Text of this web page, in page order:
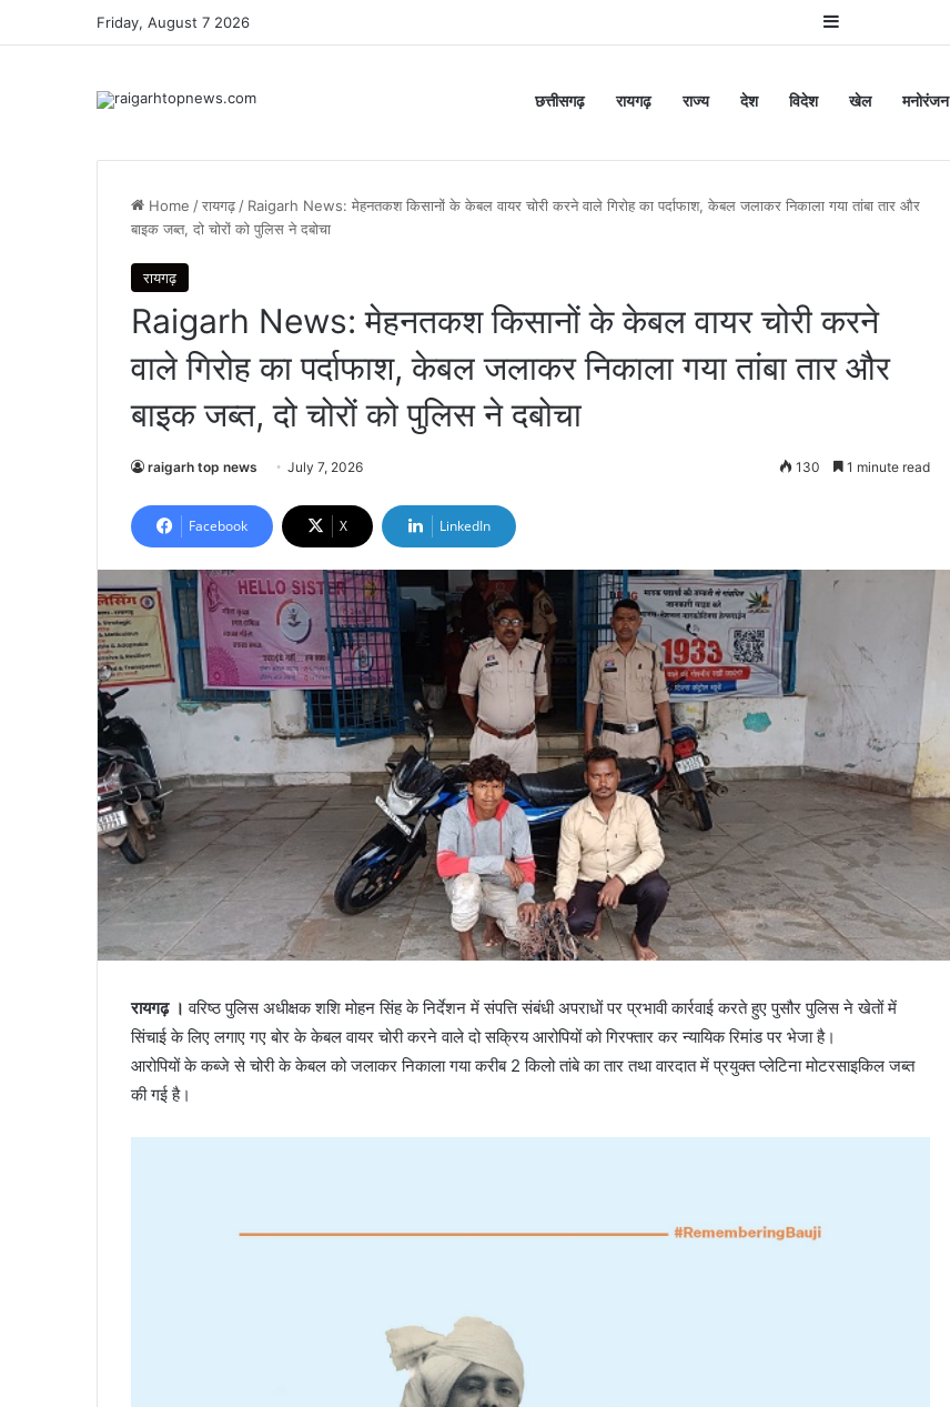
Friday, August 7 2026 Sidebar
छत्तीसगढ़ रायगढ़ राज्य देश विदेश खेल मनोरंजन
Home /रायगढ़ / Raigarh News: मेहनतकश किसानों के केबल वायर चोरी करने वाले गिरोह का पर्दाफाश, केबल जलाकर निकाला गया तांबा तार और
बाइक जब्त, दो चोरों को पुलिस ने दबोचा
रायगढ़
Raigarh News: मेहनतकश किसानों के केबल वायर चोरी करने
वाले गिरोह का पर्दाफाश, केबल जलाकर निकाला गया तांबा तार और
बाइक जब्त, दो चोरों को पुलिस ने दबोचा
raigarh top news July 7, 2026 130 1 minute read
Facebook X LinkedIn
रायगढ़ । वरिष्ठ पुलिस अधीक्षक शशि मोहन सिंह के निर्देशन में संपत्ति संबंधी अपराधों पर प्रभावी कार्रवाई करते हुए पुसौर पुलिस ने खेतों में
सिंचाई के लिए लगाए गए बोर के केबल वायर चोरी करने वाले दो सक्रिय आरोपियों को गिरफ्तार कर न्यायिक रिमांड पर भेजा है।
आरोपियों के कब्जे से चोरी के केबल को जलाकर निकाला गया करीब 2 किलो तांबे का तार तथा वारदात में प्रयुक्त प्लेटिना मोटरसाइकिल जब्त
की गई है।